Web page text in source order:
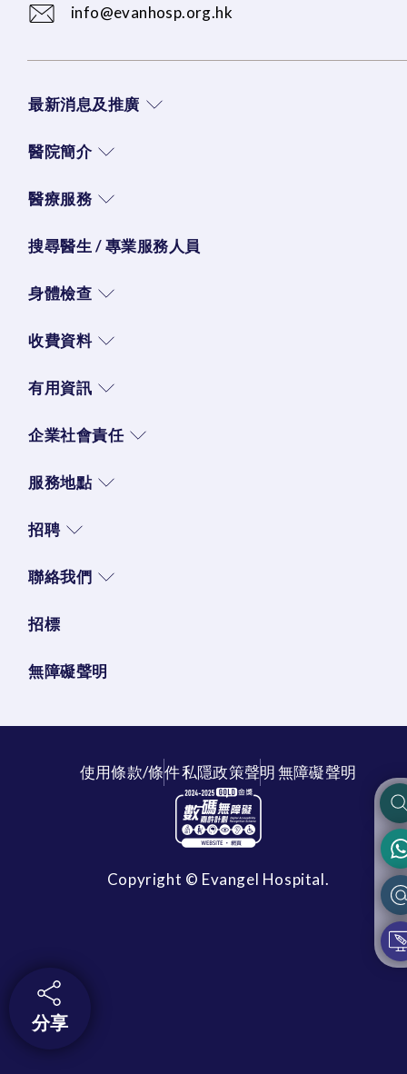
info@evanhosp.org.hk
最新消息及推廣
醫院簡介
醫療服務
搜尋醫生 / 專業服務人員
身體檢查
收費資料
有用資訊
企業社會責任
服務地點
招聘
聯絡我們
招標
無障礙聲明
使用條款/條件私隱政策聲明無障礙聲明
Copyright © Evangel Hospital.
分享